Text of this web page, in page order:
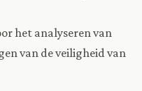
het analyseren van
van de veiligheid van